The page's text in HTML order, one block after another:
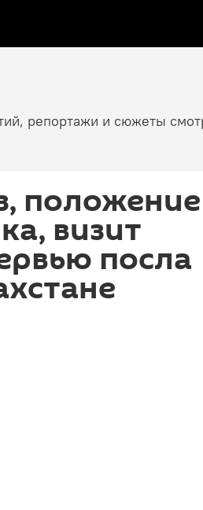
репортажи и сюжеты
положение
визит
посла